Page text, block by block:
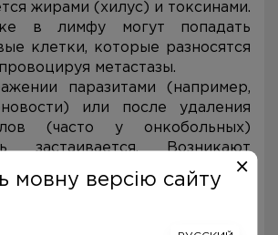
жирами (хилус) и токсинами.
в лимфу могут попадать
клетки, которые разносятся
метастазы.
паразитами (например,
или после удаления
(часто у онкобольных)
застаивается. Возникают
тяжелых случаях — лимфедема,
раздувается в
бактерии прорываются
мовну версію сайту